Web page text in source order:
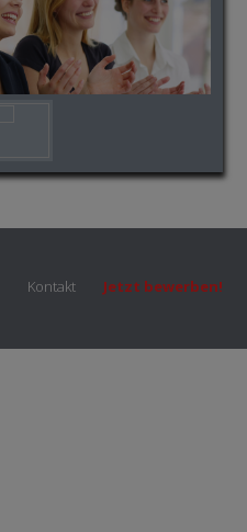
Jetzt bewerben!
Kontakt Jetzt bewerben!